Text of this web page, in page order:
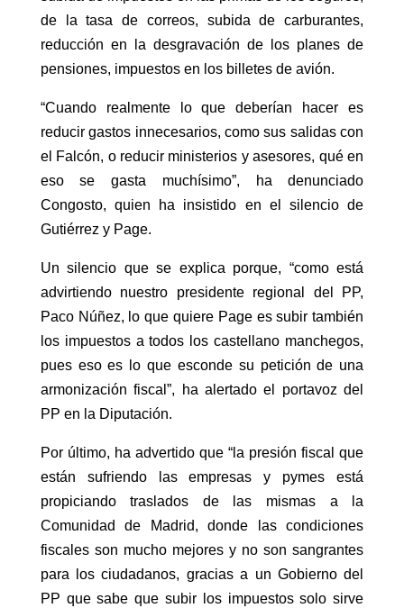
de la tasa de correos, subida de carburantes,
reducción en la desgravación de los planes de
pensiones, impuestos en los billetes de avión.
“Cuando realmente lo que deberían hacer es
reducir gastos innecesarios, como sus salidas con
el Falcón, o reducir ministerios y asesores, qué en
eso se gasta muchísimo”, ha denunciado
Congosto, quien ha insistido en el silencio de
Gutiérrez y Page.
Un silencio que se explica porque, “como está
advirtiendo nuestro presidente regional del PP,
Paco Núñez, lo que quiere Page es subir también
los impuestos a todos los castellano manchegos,
pues eso es lo que esconde su petición de una
armonización fiscal”, ha alertado el portavoz del
PP en la Diputación.
Por último, ha advertido que “la presión fiscal que
están sufriendo las empresas y pymes está
propiciando traslados de las mismas a la
Comunidad de Madrid, donde las condiciones
fiscales son mucho mejores y no son sangrantes
para los ciudadanos, gracias a un Gobierno del
PP que sabe que subir los impuestos solo sirve